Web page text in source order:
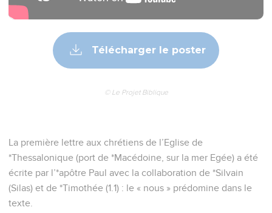
Télécharger le poster
© Le Projet Biblique
La première lettre aux chrétiens de l’Eglise de
*Thessalonique (port de *Macédoine, sur la mer Egée) a été
écrite par l’*apôtre Paul avec la collaboration de *Silvain
(Silas) et de *Timothée (1.1) : le « nous » prédomine dans le
texte.